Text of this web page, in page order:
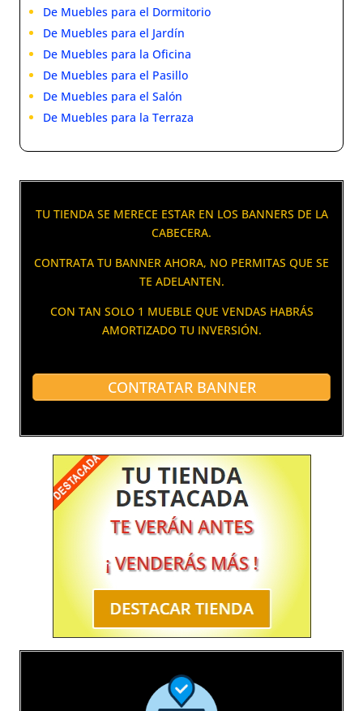
De Muebles para el Dormitorio
De Muebles para el Jardín
De Muebles para la Oficina
De Muebles para el Pasillo
De Muebles para el Salón
De Muebles para la Terraza
TU TIENDA SE MERECE ESTAR EN LOS BANNERS DE LA
CABECERA.
CONTRATA TU BANNER AHORA, NO PERMITAS QUE SE
TE ADELANTEN.
CON TAN SOLO 1 MUEBLE QUE VENDAS HABRÁS
AMORTIZADO TU INVERSIÓN.
CONTRATAR BANNER